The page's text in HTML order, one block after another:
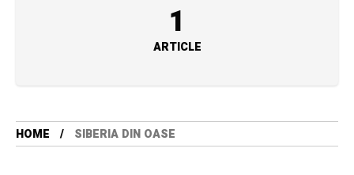
1
ARTICLE
HOME SIBERIA DIN OASE